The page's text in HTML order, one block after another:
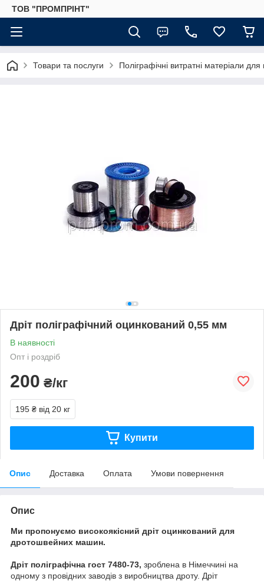
ТОВ "ПРОМПРІНТ"
Товари та послуги Поліграфічні витратні матеріали для
Дріт поліграфічний оцинкований 0,55 мм
В наявності
Опт і роздріб
200 ₴/кг
195 ₴ від 20 кг
Купити
Опис Доставка Оплата Умови повернення
Опис
Ми пропонуємо високоякісний дріт оцинкований для
дротошвейних машин.
Дріт поліграфічна гост 7480-73, зроблена в Німеччині на
одному з провідних заводів з виробництва дроту. Дріт